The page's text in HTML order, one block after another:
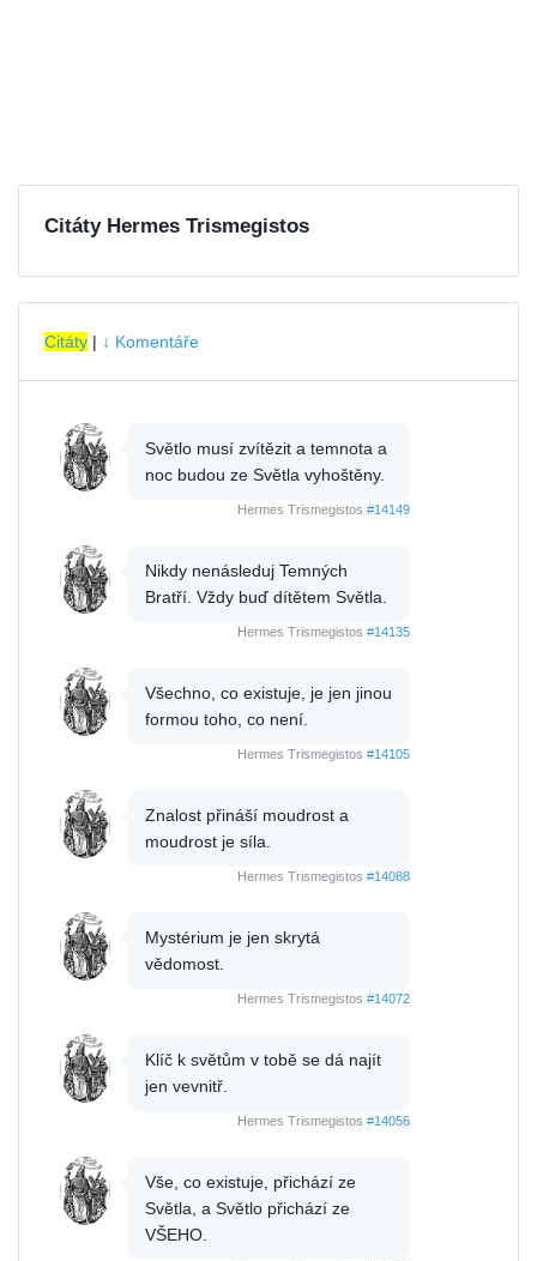
Citáty Hermes Trismegistos
Citáty | ↓ Komentáře
Světlo musí zvítězit a temnota a
noc budou ze Světla vyhoštěny.
Hermes Trismegistos #14149
Nikdy nenásleduj Temných
Bratří. Vždy buď dítětem Světla.
Hermes Trismegistos #14135
Všechno, co existuje, je jen jinou
formou toho, co není.
Hermes Trismegistos #14105
Znalost přináší moudrost a
moudrost je síla.
Hermes Trismegistos #14088
Mystérium je jen skrytá
vědomost.
Hermes Trismegistos #14072
Klíč k světům v tobě se dá najít
jen vevnitř.
Hermes Trismegistos #14056
Vše, co existuje, přichází ze
Světla, a Světlo přichází ze
VŠEHO.